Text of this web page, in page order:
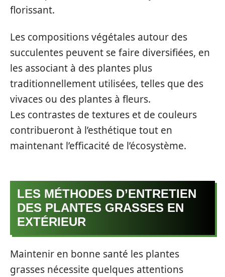
florissant.
Les compositions végétales autour des
succulentes peuvent se faire diversifiées, en
les associant à des plantes plus
traditionnellement utilisées, telles que des
vivaces ou des plantes à fleurs.
Les contrastes de textures et de couleurs
contribueront à l’esthétique tout en
maintenant l’efficacité de l’écosystème.
LES MÉTHODES D’ENTRETIEN
DES PLANTES GRASSES EN
EXTÉRIEUR
Maintenir en bonne santé les plantes
grasses nécessite quelques attentions